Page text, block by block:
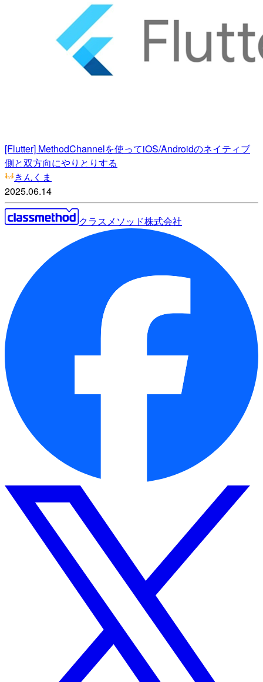
[Flutter] MethodChannelを使ってiOS/Androidのネイティブ
側と双方向にやりとりする
きんくま
2025.06.14
クラスメソッド株式会社